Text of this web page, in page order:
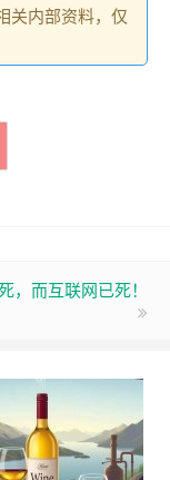
关内部资料，仅
，而互联网已死！